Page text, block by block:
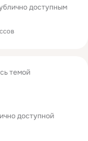
доступным
темой
доступной